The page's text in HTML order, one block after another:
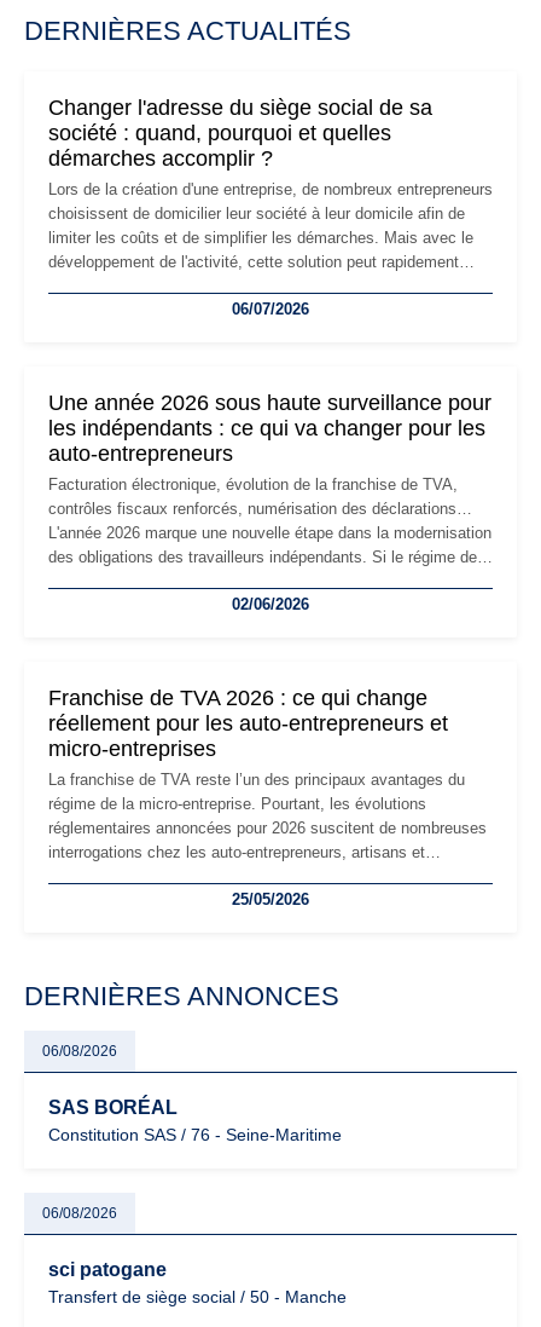
DERNIÈRES ACTUALITÉS
Changer l'adresse du siège social de sa
société : quand, pourquoi et quelles
démarches accomplir ?
Lors de la création d'une entreprise, de nombreux entrepreneurs
choisissent de domicilier leur société à leur domicile afin de
limiter les coûts et de simplifier les démarches. Mais avec le
développement de l'activité, cette solution peut rapidement
professionnels, recrutement, image de marque… Le
06/07/2026
Une année 2026 sous haute surveillance pour
les indépendants : ce qui va changer pour les
auto-entrepreneurs
Facturation électronique, évolution de la franchise de TVA,
contrôles fiscaux renforcés, numérisation des déclarations…
L'année 2026 marque une nouvelle étape dans la modernisation
des obligations des travailleurs indépendants. Si le régime de
les auto-entrepreneurs devront s'adapter à un environnement
02/06/2026
Franchise de TVA 2026 : ce qui change
réellement pour les auto-entrepreneurs et
micro-entreprises
La franchise de TVA reste l’un des principaux avantages du
régime de la micro-entreprise. Pourtant, les évolutions
réglementaires annoncées pour 2026 suscitent de nombreuses
interrogations chez les auto-entrepreneurs, artisans et
facturation ou risque de bascule vers la TVA : les règles
25/05/2026
DERNIÈRES ANNONCES
06/08/2026
SAS BORÉAL
Constitution SAS / 76 - Seine-Maritime
06/08/2026
sci patogane
Transfert de siège social / 50 - Manche